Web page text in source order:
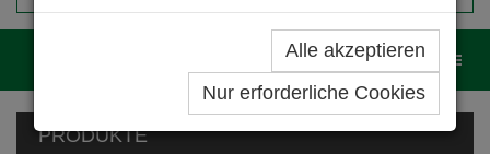
Alle akzeptieren
Nur erforderliche Cookies
PRODUKTE